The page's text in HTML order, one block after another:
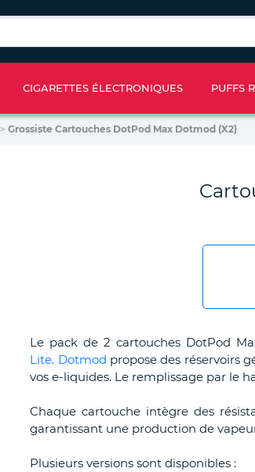
CIGARETTES ÉLECTRONIQUES PUFFS
> Grossiste Cartouches DotPod Max Dotmod (X2)
Le pack de 2 cartouches DotPod
Lite. Dotmod propose des réservoirs
vos e-liquides. Le remplissage par le
Chaque cartouche intègre des
garantissant une production de
Plusieurs versions sont disponibles :